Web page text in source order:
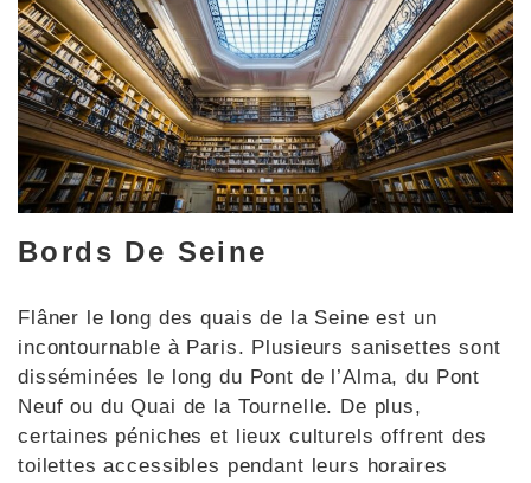
Bords De Seine
Flâner le long des quais de la Seine est un
incontournable à Paris. Plusieurs sanisettes sont
disséminées le long du Pont de l’Alma, du Pont
Neuf ou du Quai de la Tournelle. De plus,
certaines péniches et lieux culturels offrent des
toilettes accessibles pendant leurs horaires